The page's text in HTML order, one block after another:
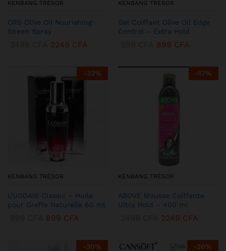
KENBANG TRÉSOR
ORS Olive Oil Nourishing
Sheen Spray
2249 CFA
KENBANG TRÉSOR
Gel Coiffant Olive Oil Edge
Control – Extra Hold
899 CFA
-33%
KENBANG TRÉSOR
L’UODAIS Classic – Huile
pour Greffe Naturelle 60 ml
899 CFA
-17%
KENBANG TRÉSOR
ABOVE Mousse Coiffante
Ultra Hold – 400 ml
2249 CFA
-30% -20%